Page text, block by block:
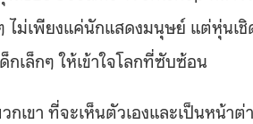
ไม่เพียงแค่นักแสดงมนุษย์ แต่หุ่นเ
เล็กๆ ให้เข้าใจโลกที่ซับซ้อน
เขา ที่จะเห็นตัวเองและเป็นหน้า